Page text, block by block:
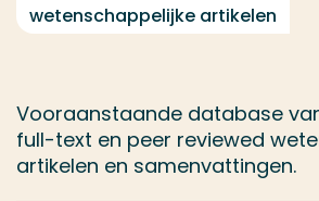
wetenschappelijke artikelen
Vooraanstaande database
full-text en peer reviewed
artikelen en samenvattingen.